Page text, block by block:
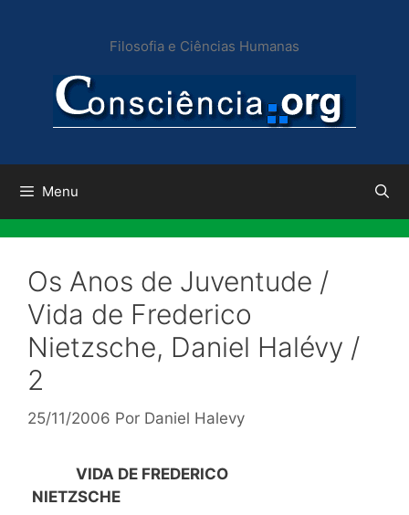
conteúdo
Filosofia e Ciências Humanas
Menu
Os Anos de Juventude /
Vida de Frederico
Nietzsche, Daniel Halévy /
2
25/11/2006 Por Daniel Halevy
VIDA DE FREDERICO
NIETZSCHE